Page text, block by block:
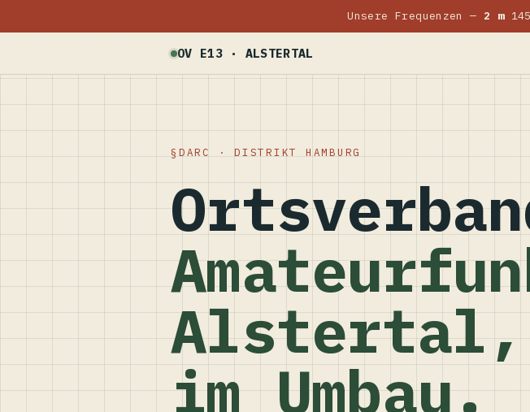
Unsere Frequenzen — 2 m
OV E13 · ALSTERTAL
DARC · DISTRIKT HAMBURG
im Umbau.